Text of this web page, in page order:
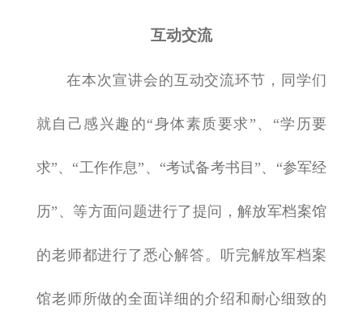
互动交流
在本次宣讲会的互动交流环节，同学们
就自己感兴趣的“身体素质要求”、“学历要
求”、“工作作息”、“考试备考书目”、“参军经
历”、等方面问题进行了提问，解放军档案馆
的老师都进行了悉心解答。听完解放军档案
馆老师所做的全面详细的介绍和耐心细致的